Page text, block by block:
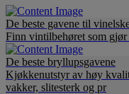
De beste gavene til
Finn vintilbehøret som
De beste bryllupsgavene
Kjøkkenutstyr av høy
vakker, slitesterk og pr